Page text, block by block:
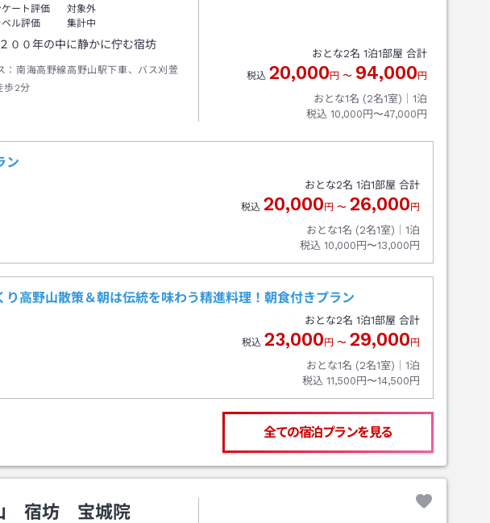
ート評価
対象外
ル評価
集計中
００年の中に静かに佇む宿坊
： 南海高野線高野山駅下車、バス刈萱
歩2分
おとな2名 1泊1部屋 合計
税込 20,000 円 〜 94,000 円
おとな1名 (2名1室)｜ 1泊
税込 10,000円〜47,000円
ン
おとな2名 1泊1部屋 合計
税込 20,000 円 〜 26,000 円
おとな1名 (2名1室)｜ 1泊
税込 10,000円〜13,000円
り高野山散策＆朝は伝統を味わう精進料理！朝食付きプラン
おとな2名 1泊1部屋 合計
税込 23,000 円 〜 29,000 円
おとな1名 (2名1室)｜ 1泊
税込 11,500円〜14,500円
全ての宿泊プランを見る
宿坊 宝城院